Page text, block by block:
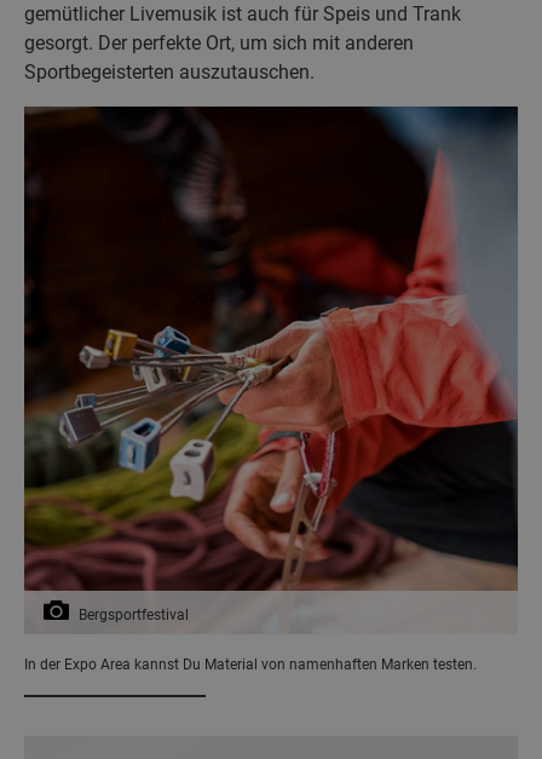
gemütlicher Livemusik ist auch für Speis und Trank
gesorgt. Der perfekte Ort, um sich mit anderen
Sportbegeisterten auszutauschen.
Bergsportfestival
In der Expo Area kannst Du Material von namenhaften Marken testen.